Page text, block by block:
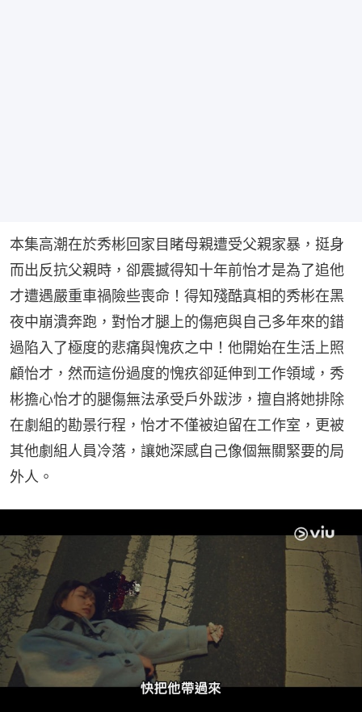
本集高潮在於秀彬回家目睹母親遭受父親家暴，挺身
而出反抗父親時，卻震撼得知十年前怡才是為了追他
才遭遇嚴重車禍險些喪命！得知殘酷真相的秀彬在黑
夜中崩潰奔跑，對怡才腿上的傷疤與自己多年來的錯
過陷入了極度的悲痛與愧疚之中！他開始在生活上照
顧怡才，然而這份過度的愧疚卻延伸到工作領域，秀
彬擔心怡才的腿傷無法承受戶外跋涉，擅自將她排除
在劇組的勘景行程，怡才不僅被迫留在工作室，更被
其他劇組人員冷落，讓她深感自己像個無關緊要的局
外人。